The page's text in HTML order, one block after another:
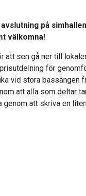
på
välkomna!
att sen gå ner till
för
vid stora bassängen
att alla som deltar
genom att skriva en